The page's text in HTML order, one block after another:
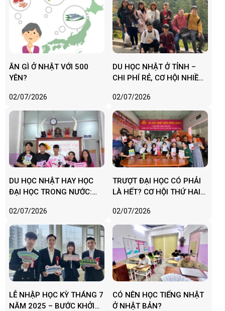
ĂN GÌ Ở NHẬT VỚI 500
YÊN?
02/07/2026
DU HỌC NHẬT Ở TỈNH –
CHI PHÍ RẺ, CƠ HỘI NHIỀU
02/07/2026
DU HỌC NHẬT HAY HỌC
ĐẠI HỌC TRONG NƯỚC:
HỢP VỚI BẠN?
02/07/2026
TRƯỢT ĐẠI HỌC CÓ PHẢI
LÀ HẾT? CƠ HỘI THỨ HAI
02/07/2026
LỄ NHẬP HỌC KỲ THÁNG 7
NĂM 2025 – BƯỚC KHỞI
CÓ NÊN HỌC TIẾNG NHẬT
Ở NHẬT BẢN?